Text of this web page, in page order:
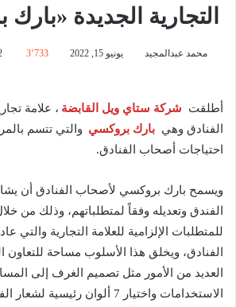
التجارية الجديدة
محمد عبدالمجيد يونيو 15, 2022 3٬733
أطلقت شركة ستاي ويل القابضة ، علامة
الفنادق وهي بارك بروكسي والتي تتسم
احتياجات أصحاب الفنادق.
ويسمح بارك بروكسي لأصحاب الفنادق أن
الفندق وتعديله وفقاً لمتطلباتهم، وذلك من
للمتطلبات الإلزامية للعلامة التجارية
الفنادق، ويخلق هذا الأسلوب مساحة
العديد من الأمور مثل تصميم الغرف إلى
الاستخدامات واختيار 7 ألوان